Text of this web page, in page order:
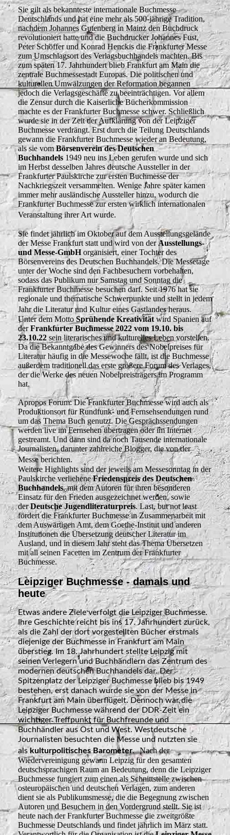
Sie gilt als bekannteste internationale Buchmesse
Deutschlands und hat eine mehr als 500-jährige Tradition,
nachdem Johannes Gutenberg in Mainz den Buchdruck
revolutioniert hatte und die Buchdrucker Johannes Fust,
Peter Schöffer und Konrad Henckis die Frankfurter Messe
zum Umschlagsort des Verlagsbuchhandels machten. Bis
zum späten 17. Jahrhundert blieb Frankfurt am Main die
zentrale Buchmessestadt Europas. Die politischen und
kulturellen Umwälzungen der Reformation begannen
jedoch die Verlagsgeschäfte zu beeinträchtigen. Vor allem
die Zensur durch die Kaiserliche Bücherkommission
machte es der Frankfurter Buchmesse schwer. Schließlich
wurde sie in der Zeit der Aufklärung von der Leipziger
Buchmesse verdrängt. Erst durch die Teilung Deutschlands
gewann die Frankfurter Buchmesse wieder an Bedeutung,
als sie vomBörsenverein des Deutschen
Buchhandels 1949 neu ins Leben gerufen wurde und sich
im Herbst desselben Jahres deutsche Aussteller in der
Frankfurter Paulskirche zur ersten Buchmesse der
Nachkriegszeit versammelten. Wenige Jahre später kamen
immer mehr ausländische Aussteller hinzu, wodurch die
Frankfurter Buchmesse zur ersten wirklich internationalen
Veranstaltung ihrer Art wurde.
Sie findet jährlich im Oktober auf dem Ausstellungsgelände
der Messe Frankfurt statt und wird von derAusstellungs-
und Messe-GmbHorganisiert, einer Tochter des
Börsenvereins des Deutschen Buchhandels. Die Messetage
unter der Woche sind den Fachbesuchern vorbehalten,
sodass das Publikum nur Samstag und Sonntag die
Frankfurter Buchmesse besuchen darf. Seit 1976 hat sie
regionale und thematische Schwerpunkte und stellt in jedem
Jahr die Literatur und Kultur eines Gastlandes heraus.
Unter dem Motto Sprühende Kreativität wird Spanien auf
derFrankfurter Buchmesse 2022 vom 19.10. bis
23.10.22 sein literarisches und kulturelles Leben vorstellen.
Da die Bekanntgabe des Gewinners des Nobelpreises für
Literatur häufig in die Messewoche fällt, ist die Buchmesse
außerdem traditionell das erste größere Forum des Verlages,
der die Werke des neuen Nobelpreisträgers im Programm
hat.
Apropos Forum: Die Frankfurter Buchmesse wird auch als
Produktionsort für Rundfunk- und Fernsehsendungen rund
um das Thema Buch genutzt. Die Gesprächssendungen
werden live im Fernsehen übertragen oder im Internet
gestreamt. Und dann sind da noch Tausende internationale
Journalisten, darunter zahlreiche Blogger, die von der
Messe berichten.
Weitere Highlights sind der jeweils am Messesonntag in der
Paulskirche verlieheneFriedenspreis des Deutschen
Buchhandels, mit dem Autoren für ihren besonderen
Einsatz für den Frieden ausgezeichnet werden, sowie
derDeutsche Jugendliteraturpreis. Last, but not least
fördert die Frankfurter Buchmesse in Zusammenarbeit mit
dem Auswärtigen Amt, dem Goethe-Institut und anderen
Institutionen die Übersetzung deutscher Literatur im
Ausland, und in diesem Jahr steht das Thema Übersetzen
mit all seinen Facetten im Zentrum der Frankfurter
Buchmesse.
Leipziger Buchmesse - damals und
heute
Etwas andere Ziele verfolgt die Leipziger Buchmesse.
Ihre Geschichte reicht bis ins 17. Jahrhundert zurück,
als die Zahl der dort vorgestellten Bücher erstmals
diejenige der Buchmesse in Frankfurt am Main
überstieg. Im 18. Jahrhundert stellte Leipzig mit
seinen Verlegern und Buchhändlern das Zentrum des
modernen deutschen Buchhandels dar. Der
Spitzenplatz der Leipziger Buchmesse blieb bis 1949
bestehen, erst danach wurde sie von der Messe in
Frankfurt am Main überflügelt. Dennoch war die
Leipziger Buchmesse während der DDR-Zeit ein
wichtiger Treffpunkt für Buchfreunde und
Buchhändler aus Ost und West. Westdeutsche
Journalisten besuchten die Messe und nutzten sie
alskulturpolitisches Barometer.Nach der
Wiedervereinigung gewann Leipzig für den gesamten
deutschsprachigen Raum an Bedeutung, denn die Leipziger
Buchmesse fungiert zum einen als Schnittstelle zwischen
osteuropäischen und deutschen Verlagen, zum anderen
dient sie als Publikumsmesse, die die Begegnung zwischen
Autoren und Besuchern in den Vordergrund stellt. Sie ist
heute nach der Frankfurter Buchmesse die zweitgrößte
Buchmesse Deutschlands und findet jährlich im März statt.